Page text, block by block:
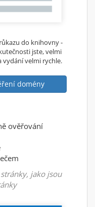
do knihovny -
jste, velmi
vydání velmi rychle.
domény
ověřování
jako jsou